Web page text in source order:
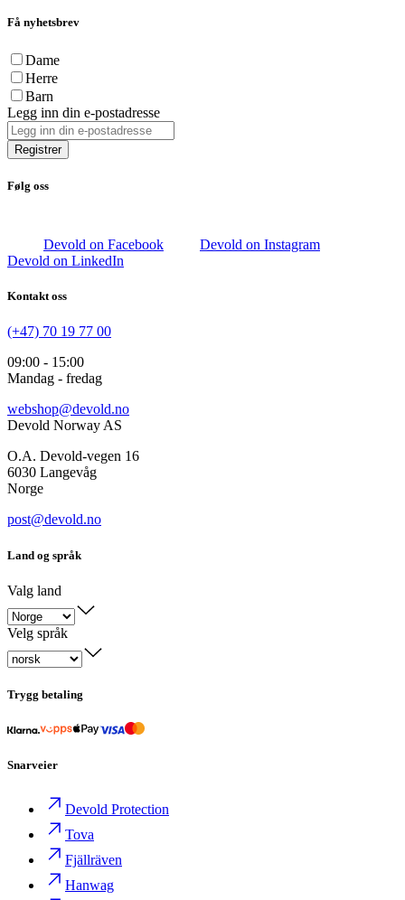
Få nyhetsbrev
Dame
Herre
Barn
Legg inn din e-postadresse
Registrer
Følg oss
Devold on Facebook
Devold on Instagram
Devold on LinkedIn
Kontakt oss
(+47) 70 19 77 00
09:00 - 15:00
Mandag - fredag
webshop@devold.no
Devold Norway AS
O.A. Devold-vegen 16
6030 Langevåg
Norge
post@devold.no
Land og språk
Valg land
Velg språk
Trygg betaling
Snarveier
Devold Protection
Tova
Fjällräven
Hanwag